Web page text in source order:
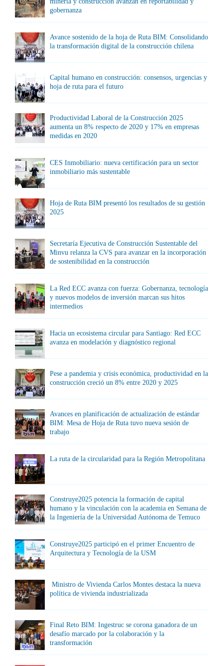
gobernanza
Avance sostenido de la hoja de Ruta BIM: Consolidando
la transformación digital de la construcción chilena
Capital humano en construcción: consensos, urgencias y
hoja de ruta para el futuro
Productividad Laboral de la Construcción 2025
aumenta un 8% respecto de 2020 y 17% en empresas
medidas en 2020
CES Inmobiliario: nueva certificación para un sector
inmobiliario más sustentable
Hoja de Ruta BIM presentó los resultados de su gestión
2025
Secretaría Ejecutiva de Construcción Sustentable del
Minvu relanza la CVS para avanzar en la incorporación
de sostenibilidad en la construcción
La Red ECC avanza con fuerza: Gobernanza, tecnología
y nuevos modelos de inversión marcan sus hitos
intermedios
Hacia un ecosistema circular para Santiago: Red ECC
avanza en modelación y diagnóstico regional
Pese a pandemia y crisis económica, productividad en la
construcción creció un 8% entre 2020 y 2025
Avances en planificación de actualización de estándar
BIM: Mesa de Hoja de Ruta tuvo nueva sesión de
trabajo
La ruta de la circularidad para la Región Metropolitana
Construye2025 potencia la formación de capital
humano y la vinculación con la academia en Semana de
la Ingeniería de la Universidad Autónoma de Temuco
Construye2025 participó en el primer Encuentro de
Arquitectura y Tecnología de la USM
Ministro de Vivienda Carlos Montes destaca la nueva
política de vivienda industrializada
Final Reto BIM: Ingestruc se corona ganadora de un
desafío marcado por la colaboración y la
transformación